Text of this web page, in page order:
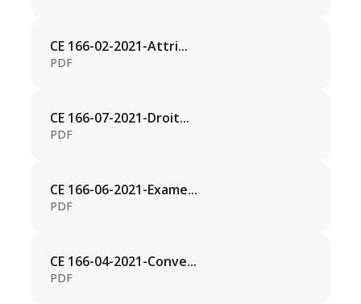
CE 166-02-2021-Attri...
PDF
CE 166-07-2021-Droit...
PDF
CE 166-06-2021-Exame...
PDF
CE 166-04-2021-Conve...
PDF